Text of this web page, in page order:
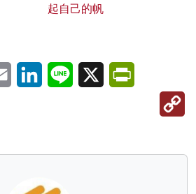
起自己的帆
Email LinkedInLine X